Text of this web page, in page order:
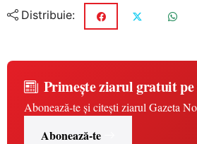
Distribuie:
Primește ziarul gratuit
Abonează-te și citești ziarul Gazeta
Abonează-te